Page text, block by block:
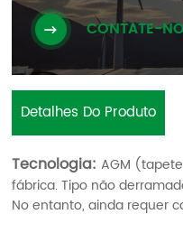
CONTATE-
Detalhes Do Produto
Tecnologia: AGM
fábrica. Tipo não
No entanto, ainda requer